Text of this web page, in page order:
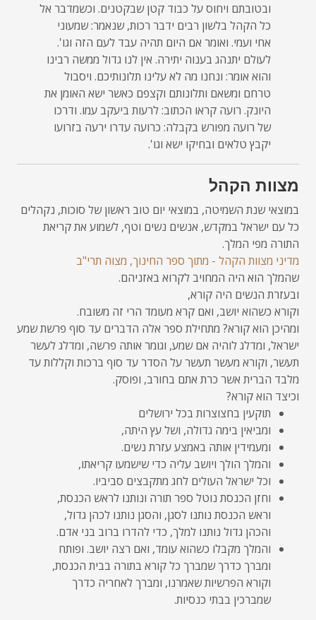
ובטובתם ויחוס על כבוד קטן שבקטנים. וכשמדבר אל
כל הקהל בלשון רבים ידבר רכות, שנאמר: שמעוני
אחי ועמי. ואומר אם היום תהיה עבד לעם הזה וגו'.
לעולם יתנהג בענוה יתירה. אין לנו גדול ממשה רבינו
והוא אומר: ונחנו מה לא עלינו תלונותיכם. ויסבול
טרחם ומשאם ותלונותם וקצפם כאשר ישא האומן את
היונק. רועה קראו הכתוב: לרעות ביעקב עמו. ודרכו
של רועה מפורש בקבלה: כרועה עדרו ירעה בזרועו
יקבץ טלאים ובחיקו ישא וגו'.
מצוות הקהל
במוצאי שנת השמיטה, במוצאי יום טוב ראשון של סוכות, נקהלים
כל עם ישראל במקדש, אנשים נשים וטף, לשמוע את קריאת
התורה מפי המלך.
מדיני מצוות הקהל - מתוך ספר החינוך, מצוה תרי"ב
שהמלך הוא היה המחויב לקרוא באזניהם.
ובעזרת הנשים היה קורא,
וקורא כשהוא יושב, ואם קרא מעומד הרי זה משובח.
ומהיכן הוא קורא? מתחילת ספר אלה הדברים עד סוף פרשת שמע
ישראל, ומדלג לוהיה אם שמע, וגומר אותה פרשה, ומדלג לעשר
תעשר, וקורא מעשר תעשר על הסדר עד סוף ברכות וקללות עד
מלבד הברית אשר כרת אתם בחורב, ופוסק.
וכיצד הוא קורא?
תוקעין בחצוצרות בכל ירושלים
ומביאין בימה גדולה, ושל עץ היתה,
ומעמידין אותה באמצע עזרת נשים.
והמלך הולך ויושב עליה כדי שישמעו קריאתו,
וכל ישראל העולים לחג מתקבצים סביביו.
וחזן הכנסת נוטל ספר תורה ונותנו לראש הכנסת,
וראש הכנסת נותנו לסגן, והסגן נותנו לכהן גדול,
והכהן גדול נותנו למלך, כדי להדרו ברוב בני אדם.
והמלך מקבלו כשהוא עומד, ואם רצה יושב. ופותח
ומברך כדרך שמברך כל קורא בתורה בבית הכנסת,
וקורא הפרשיות שאמרנו, ומברך לאחריה כדרך
שמברכין בבתי כנסיות.